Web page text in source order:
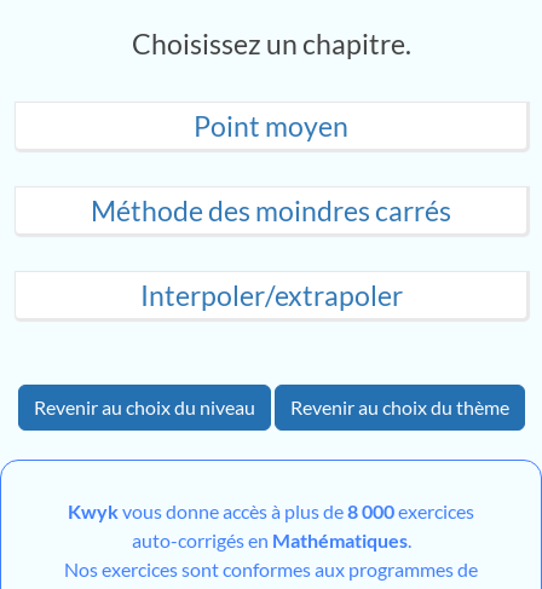
Choisissez un chapitre.
Point moyen
Méthode des moindres carrés
Interpoler/extrapoler
Revenir au choix du niveau Revenir au choix du thème
Kwykvous donne accès à plus de8 000exercices
auto-corrigés en Mathématiques.
Nos exercices sont conformes aux programmes de